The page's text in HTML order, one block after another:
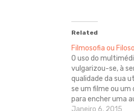
Related
Filmosofia ou
O uso do
vulgarizou-se, à
qualidade da sua
se um filme ou
para encher uma
alunos, mas
Janeiro 6, 2015